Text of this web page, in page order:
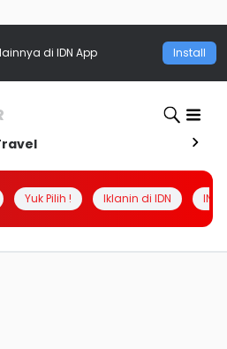
lainnya di IDN App Install
Yuk Pilih ! Iklanin di IDN